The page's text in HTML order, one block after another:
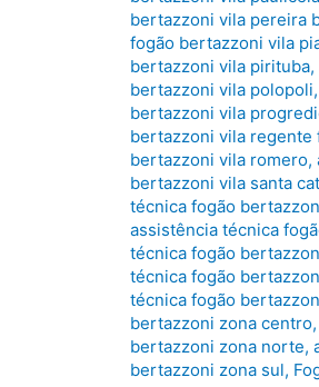
bertazzoni vila pereira
fogão bertazzoni vila
bertazzoni vila pirituba,
bertazzoni vila polopoli,
bertazzoni vila
bertazzoni vila regente
bertazzoni vila romero,
bertazzoni vila santa
técnica fogão
assistência técnica
técnica fogão
técnica fogão
técnica fogão
bertazzoni zona centro,
bertazzoni zona norte,
bertazzoni zona sul,